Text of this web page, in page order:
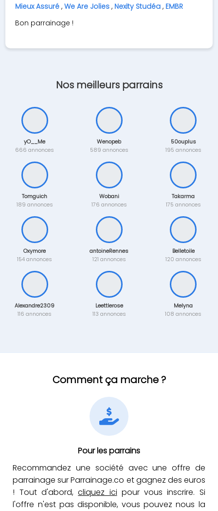
Mieux Assuré ,We Are Jolies , Nexity Studéa , EMBR
Bon parrainage !
Nos meilleurs parrains
yO__Me
666 annonces
Wenopeb
589 annonces
50ouplus
195 annonces
Tomguich
189 annonces
Wobani
176 annonces
Takarma
175 annonces
Oxymore
154 annonces
antoineRennes
121 annonces
Belletoile
120 annonces
Alexandre2309
116 annonces
Leettlerose
113 annonces
Melyna
108 annonces
Comment ça marche ?
Pour les parrains
Recommandez une société avec une offre de
parrainage sur Parrainage.co et gagnez des euros
! Tout d'abord,cliquez ici pour vous inscrire. Si
l'offre n'est pas disponible, vous pouvez nous la